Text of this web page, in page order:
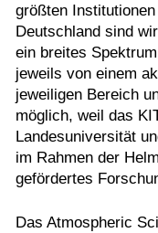
größten
Deutschland sind
ein breites
jeweils von einem
jeweiligen Bereich
möglich, weil das
Landesuniversität
im Rahmen der
gefördertes
Das Atmospheric